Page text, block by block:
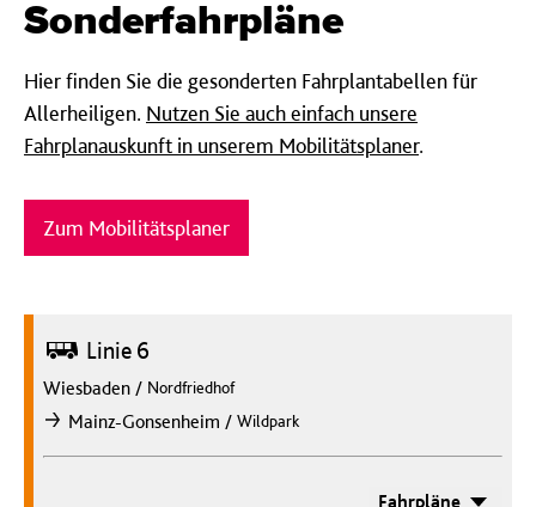
Sonderfahrpläne
Hier finden Sie die gesonderten Fahrplantabellen für
Allerheiligen. Nutzen Sie auch einfach unsere
Fahrplanauskunft in unserem Mobilitätsplaner.
Zum Mobilitätsplaner
Bus Linie 6
Wiesbaden / Nordfriedhof
nachMainz-Gonsenheim / Wildpark
Fahrpläne